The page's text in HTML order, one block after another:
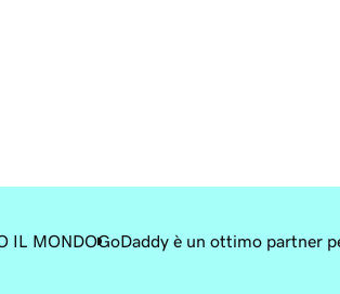
IL MONDOGoDaddy è un ottimo partner